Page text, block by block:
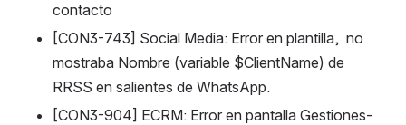
contacto
[CON3-743] Social Media: Error en plantilla,  no
mostraba Nombre (variable $ClientName) de
RRSS en salientes de WhatsApp.
[CON3-904] ECRM: Error en pantalla Gestiones-